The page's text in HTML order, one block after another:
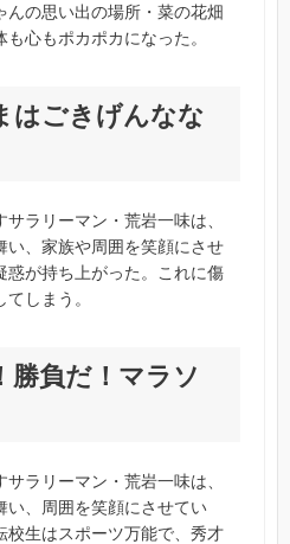
んの思い出の場所・菜の花畑
心もポカポカになった。
はごきげんなな
ラリーマン・荒岩一味は、
い、家族や周囲を笑顔にさせ
惑が持ち上がった。これに傷
しまう。
勝負だ！マラソ
ラリーマン・荒岩一味は、
い、周囲を笑顔にさせてい
校生はスポーツ万能で、秀才